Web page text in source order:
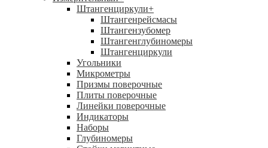
Штангенциркули+
Штангенрейсмасы
Штангензубомер
Штангенглубиномеры
Штангенциркули
Угольники
Микрометры
Призмы поверочные
Плиты поверочные
Линейки поверочные
Индикаторы
Наборы
Глубиномеры